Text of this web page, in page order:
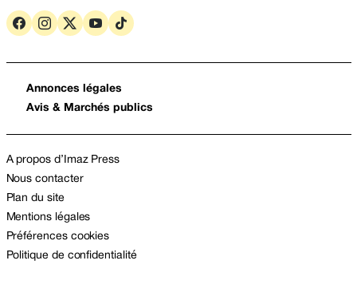
Annonces légales
Avis & Marchés publics
A propos d’Imaz Press
Nous contacter
Plan du site
Mentions légales
Préférences cookies
Politique de confidentialité